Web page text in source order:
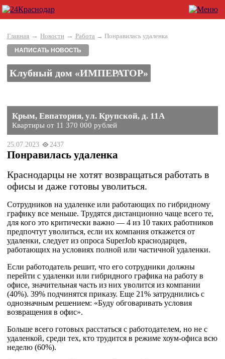
Главная → Новости → Работа → Понравилась удаленка
НАПИСАТЬ НОВОСТЬ
Клубный дом «ИМПЕРАТОР»
Крым, Евпатория, ул. Крупской, д. 11А
Квартиры от 11 370 000 рублей
25.07.2023 2437
Понравилась удаленка
Краснодарцы не хотят возвращаться работать в
офисы и даже готовы уволиться.
Сотрудников на удаленке или работающих по гибридному
графику все меньше. Трудятся дистанционно чаще всего те,
для кого это критически важно — 4 из 10 таких работников
предпочтут уволиться, если их компания откажется от
удаленки, следует из опроса SuperJob краснодарцев,
работающих на условиях полной или частичной удаленки.
Если работодатель решит, что его сотрудники должны
перейти с удаленки или гибридного графика на работу в
офисе, значительная часть из них уволится из компании
(40%). 39% подчинятся приказу. Еще 21% затруднились с
однозначным решением: «Буду обговаривать условия
возвращения в офис».
Больше всего готовых расстаться с работодателем, но не с
удаленкой, среди тех, кто трудится в режиме хоум-офиса всю
неделю (60%).